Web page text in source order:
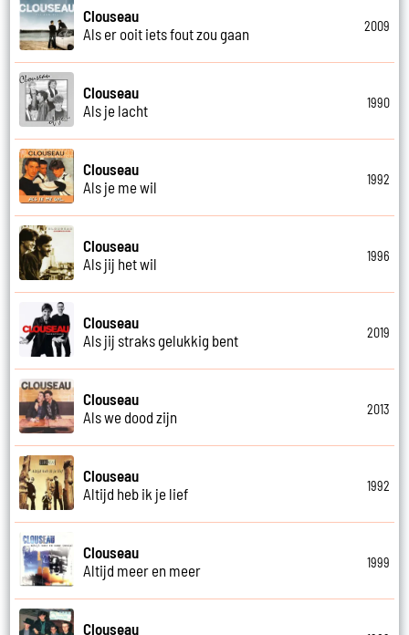
Clouseau
Als er ooit iets fout zou gaan
2009
Clouseau
Als je lacht
1990
Clouseau
Als je me wil
1992
Clouseau
Als jij het wil
1996
Clouseau
Als jij straks gelukkig bent
2019
Clouseau
Als we dood zijn
2013
Clouseau
Altijd heb ik je lief
1992
Clouseau
Altijd meer en meer
1999
Clouseau